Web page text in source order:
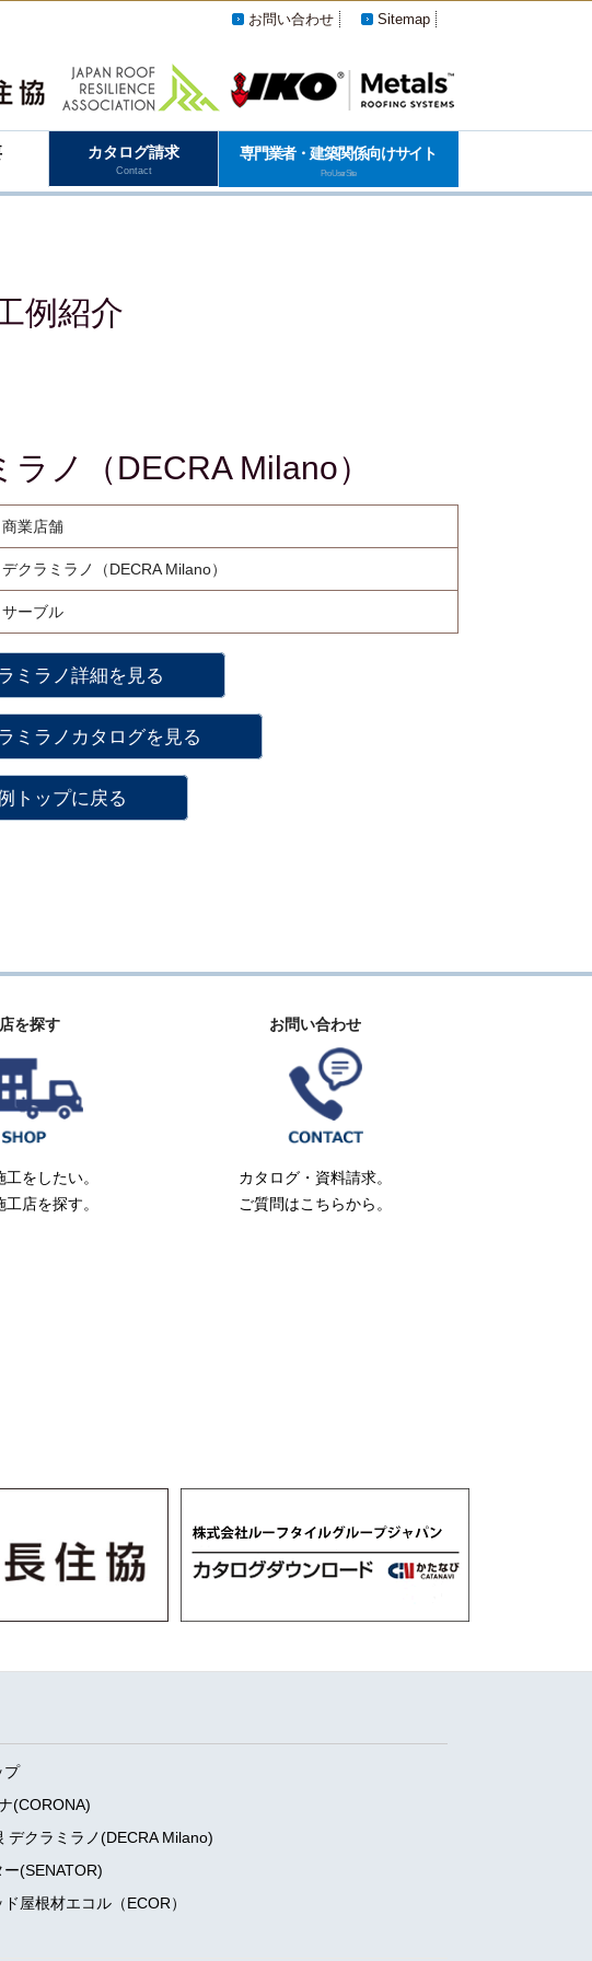
お問い合わせ Sitemap
カタログ請求
Contact
専門業者・建築関係向けサイト
Pro User Site
例紹介
ラノ（DECRA Milano）
商業店舗
デクラミラノ（DECRA Milano）
サーブル
ミラノ詳細を見る
ミラノカタログを見る
トップに戻る
を探す
をしたい。
店を探す。
お問い合わせ
カタログ・資料請求。
ご質問はこちらから。
プ
(CORONA)
デクラミラノ(DECRA Milano)
(SENATOR)
屋根材エコル（ECOR）